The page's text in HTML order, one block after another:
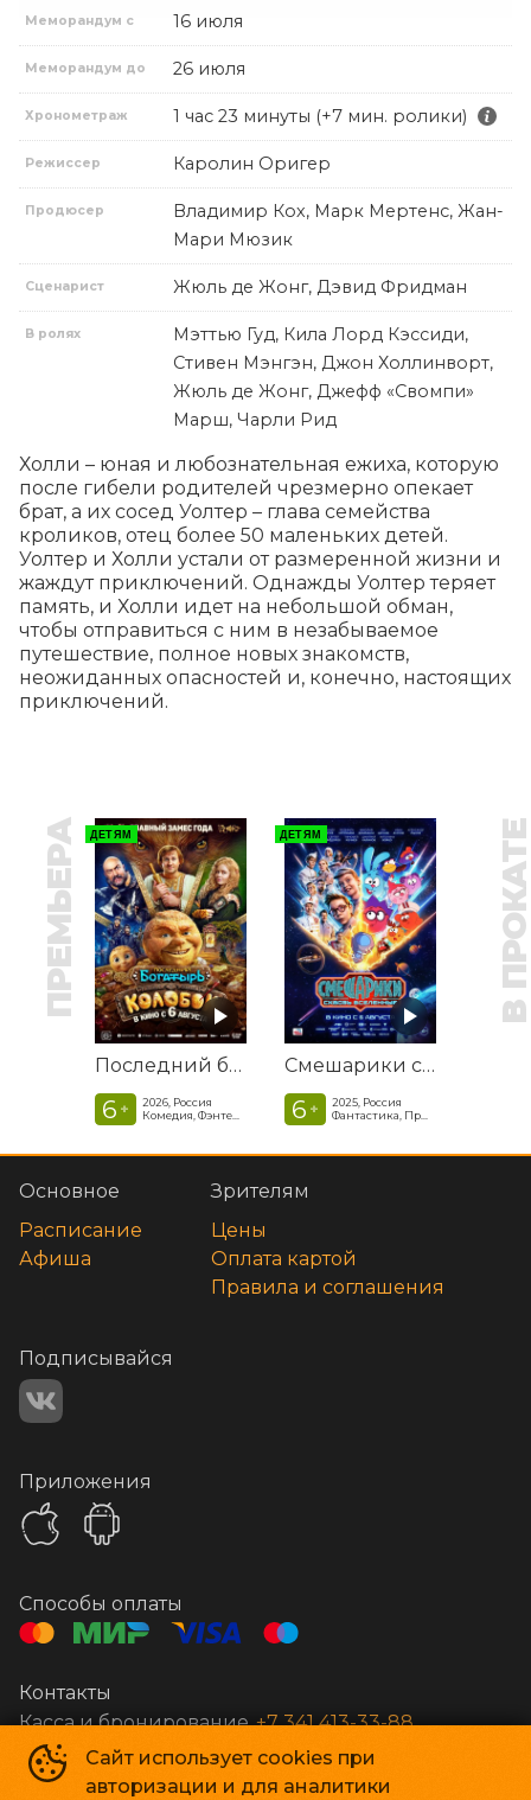
Меморандум с 16 июля
Меморандум до 26 июля
Хронометраж 1 час 23 минуты (+7 мин. ролики)
Режиссер Каролин Оригер
Продюсер
Владимир Кох, Марк Мертенс, Жан-
Мари Мюзик
Сценарист Жюль де Жонг, Дэвид Фридман
В ролях
Мэттью Гуд, Кила Лорд Кэссиди,
Стивен Мэнгэн, Джон Холлинворт,
Жюль де Жонг, Джефф «Свомпи»
Марш, Чарли Рид
Холли – юная и любознательная ежиха, которую
после гибели родителей чрезмерно опекает
брат, а их сосед Уолтер – глава семейства
кроликов, отец более 50 маленьких детей.
Уолтер и Холли устали от размеренной жизни и
жаждут приключений. Однажды Уолтер теряет
память, и Холли идет на небольшой обман,
чтобы отправиться с ним в незабываемое
путешествие, полное новых знакомств,
неожиданных опасностей и, конечно, настоящих
приключений.
ПРЕМЬЕРА ДЕТЯМ
Последний богатырь. Колобок
6 +
2026, Россия
Комедия, Фэнтези, Приключения
ДЕТЯМ
Смешарики сквозь вселенные
6 +
2025, Россия
Фантастика, Приключенческая комедия
В
Сайт использует cookies при
авторизации и для аналитики
Основное
Расписание
Афиша
Зрителям
Цены
Оплата картой
Правила и соглашения
Подписывайся
Приложения
Способы оплаты
Контакты
Касса и бронирование +7 341 413-33-88
Стар Кинолюкс©2009-2026